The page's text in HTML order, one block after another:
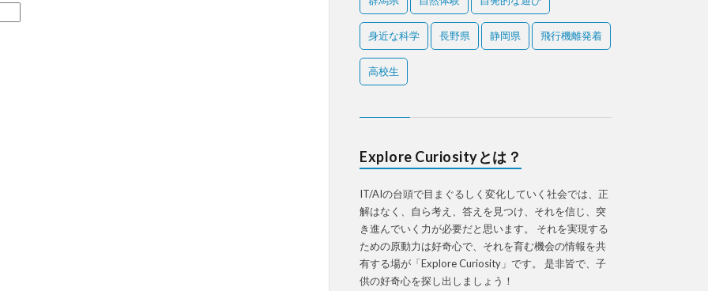
身近な科学 長野県 静岡県 飛行機離発着
高校生
Explore Curiosityとは？
IT/AIの台頭で目まぐるしく変化していく社会では、正
解はなく、自ら考え、答えを見つけ、それを信じ、突
き進んでいく力が必要だと思います。 それを実現する
ための原動力は好奇心で、それを育む機会の情報を共
有する場が「Explore Curiosity」です。 是非皆で、子
供の好奇心を探し出しましょう！